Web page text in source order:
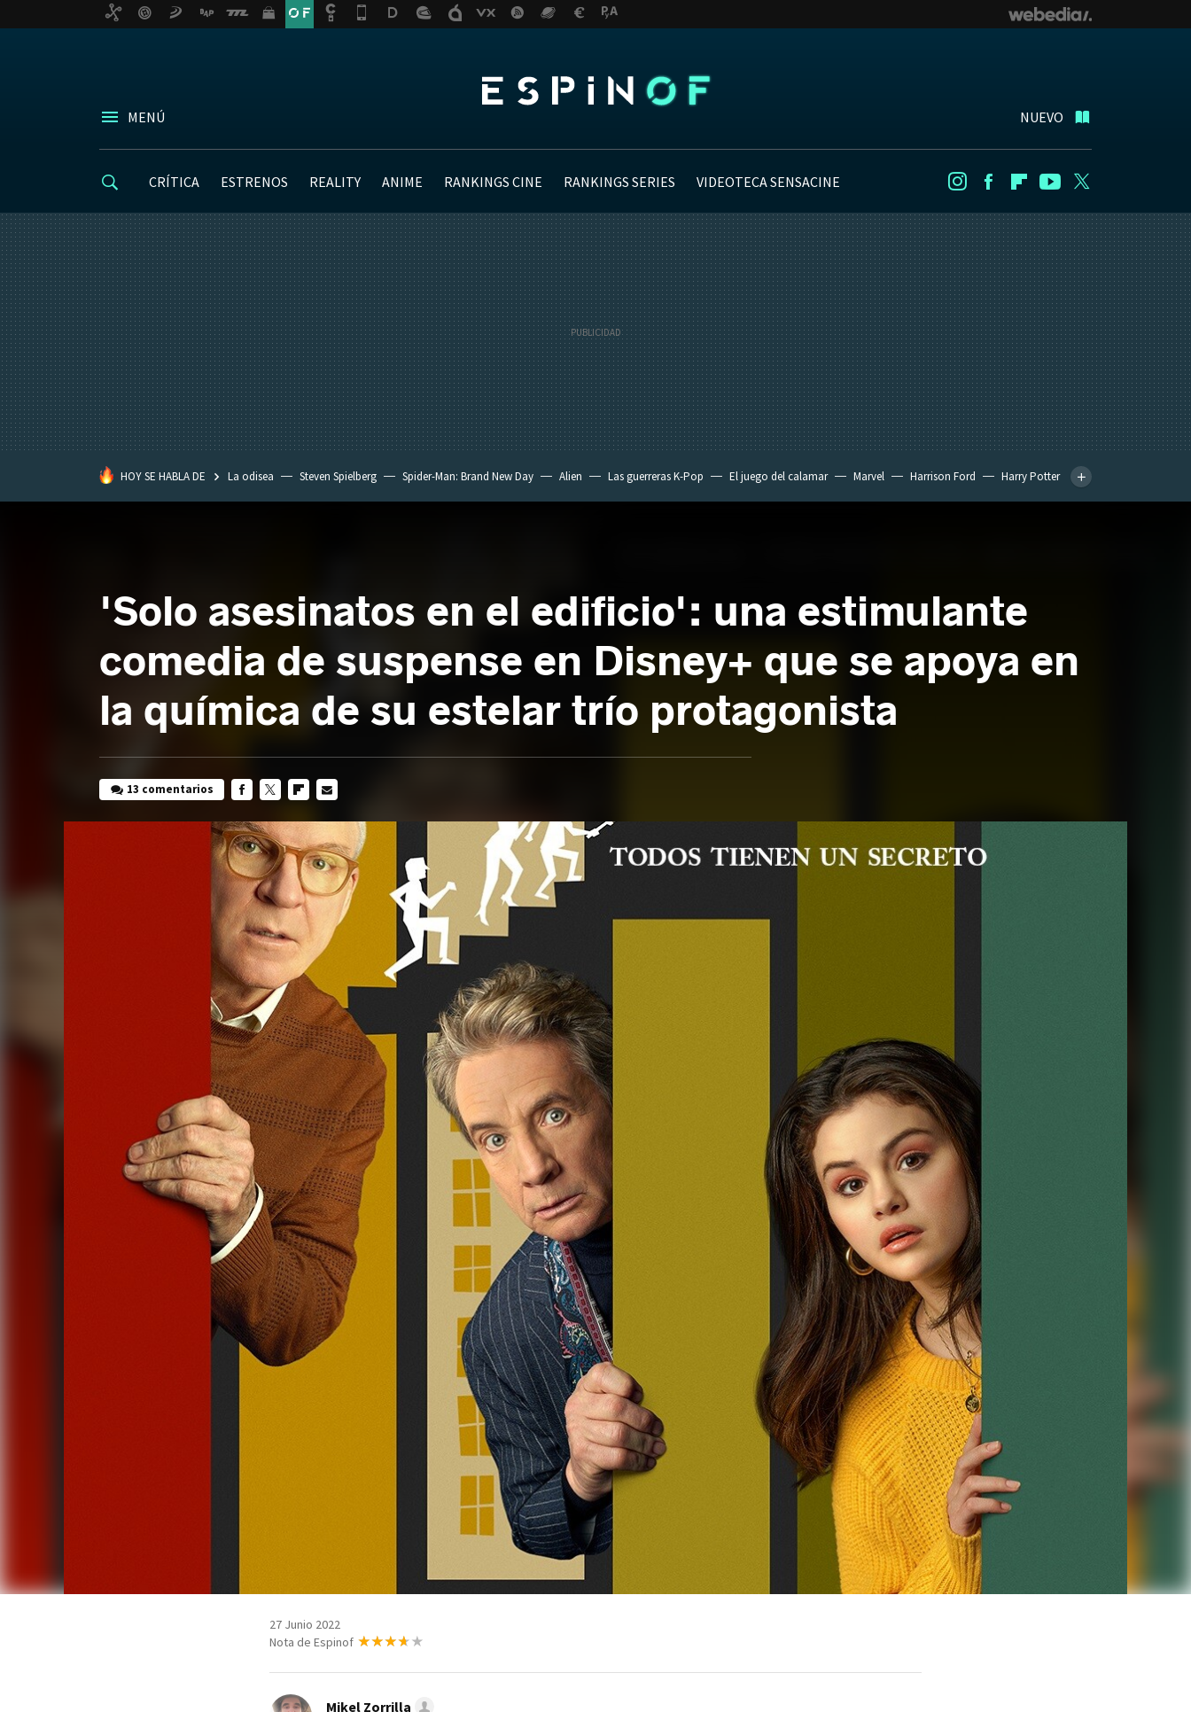
MENÚ NUEVO
CRÍTICA ESTRENOS REALITY ANIME RANKINGS CINE RANKINGS SERIES VIDEOTECA SENSACINE InstagramFacebookFlipboard
Youtube
HOY SE HABLA DE La odisea Steven Spielberg Spider-Man: Brand New Day Alien Las guerreras K-Pop El juego del calamar Marvel Harrison Ford
Harry Potter
'Solo asesinatos en el edificio': una estimulante
comedia de suspense en Disney+ que se apoya en
la química de su estelar trío protagonista
13 comentarios
27 Junio 2022
Nota de Espinof
Mikel Zorrilla